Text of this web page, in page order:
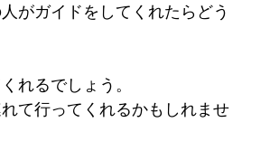
がガイドをしてくれたらどう
れるでしょう。
て行ってくれるかもしれませ